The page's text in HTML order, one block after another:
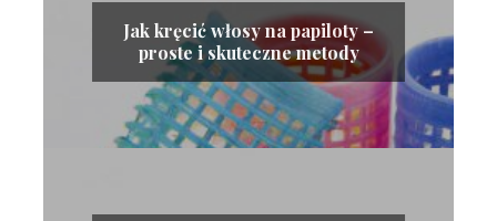
Jak kręcić włosy na papiloty –
proste i skuteczne metody